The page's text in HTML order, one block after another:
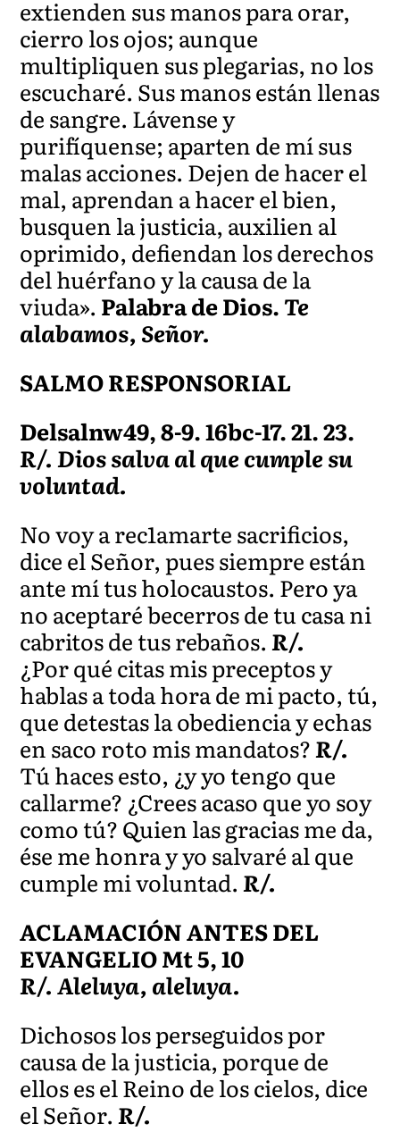
extienden sus manos para orar,
cierro los ojos; aunque
multipliquen sus plegarias, no los
escucharé. Sus manos están llenas
de sangre. Lávense y
purifíquense; aparten de mí sus
malas acciones. Dejen de hacer el
mal, aprendan a hacer el bien,
busquen la justicia, auxilien al
oprimido, defiendan los derechos
del huérfano y la causa de la
viuda». Palabra de Dios.Te
alabamos, Señor.
SALMO RESPONSORIAL
Delsalnw49, 8-9. 16bc-17. 21. 23.
R/. Dios salva al que cumple su
voluntad.
No voy a rec1amarte sacrificios,
dice el Señor, pues siempre están
ante mí tus holocaustos. Pero ya
no aceptaré becerros de tu casa ni
cabritos de tus rebaños.R/.
¿Por qué citas mis preceptos y
hablas a toda hora de mi pacto, tú,
que detestas la obediencia y echas
en saco roto mis mandatos?R/.
Tú haces esto, ¿y yo tengo que
callarme? ¿Crees acaso que yo soy
como tú? Quien las gracias me da,
ése me honra y yo salvaré al que
cumple mi voluntad.R/.
ACLAMACIÓN ANTES DEL
EVANGELIO Mt 5, 10
R/. Aleluya, aleluya.
Dichosos los perseguidos por
causa de la justicia, porque de
ellos es el Reino de los cielos, dice
el Señor.R/.